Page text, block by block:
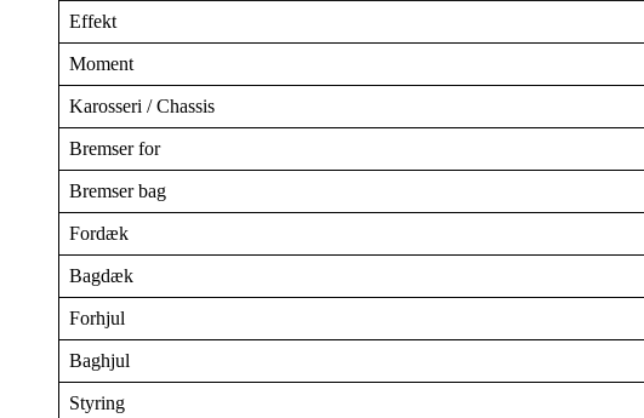
Effekt
Moment
Karosseri / Chassis
Bremser for
Bremser bag
Fordæk
Bagdæk
Forhjul
Baghjul
Styring